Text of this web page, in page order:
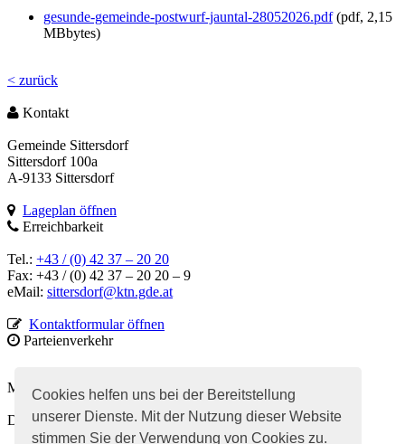
Cookies helfen uns bei der Bereitstellung
unserer Dienste. Mit der Nutzung dieser Website
stimmen Sie der Verwendung von Cookies zu.
gesunde-gemeinde-postwurf-jauntal-28052026.pdf(pdf, 2,15
MBbytes)
< zurück
Kontakt
Gemeinde Sittersdorf
Sittersdorf 100a
A-9133 Sittersdorf
Lageplan öffnen
Erreichbarkeit
Tel.: +43 / (0) 42 37 – 20 20
Fax: +43 / (0) 42 37 – 20 20 – 9
eMail: sittersdorf@ktn.gde.at
Kontaktformular öffnen
Parteienverkehr
Montag von 08.00 - 12.00 und 12.30 - 18.00 Uhr
Dienstag bis Freitag, jeweils von 08-12 Uhr